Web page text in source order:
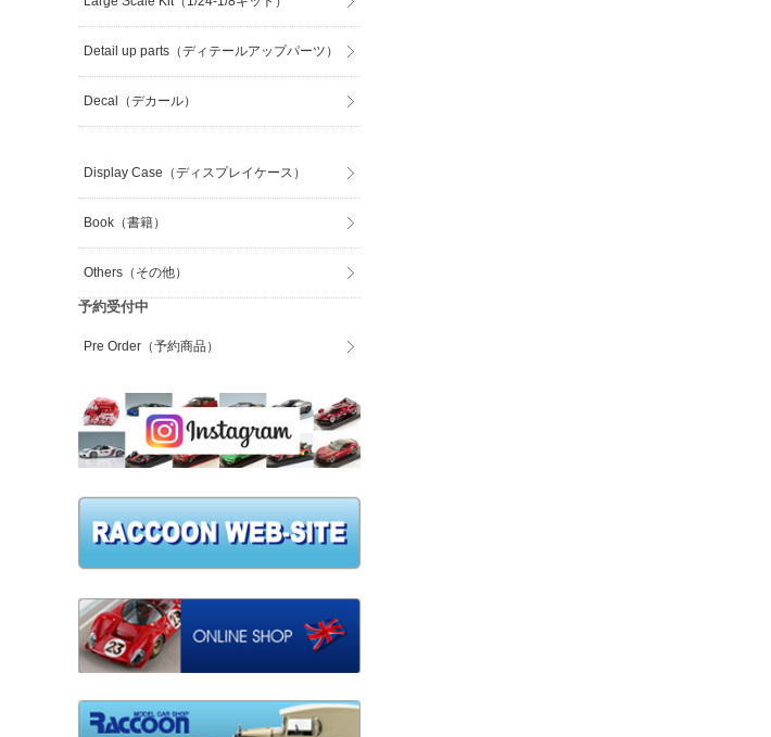
Detail up parts（ディテールアップパーツ）
Decal（デカール）
Display Case（ディスプレイケース）
Book（書籍）
Others（その他）
予約受付中
Pre Order（予約商品）